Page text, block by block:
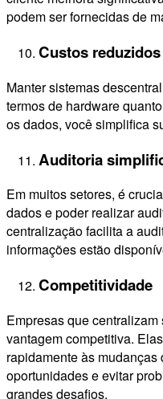
podem ser fornecidas de
Custos reduzidos
Manter sistemas
termos de hardware
os dados, você simplifica
Auditoria
Em muitos setores, é
dados e poder realizar
centralização facilita a
informações estão
Competitividade
Empresas que
vantagem competitiva.
rapidamente às
oportunidades e evitar
grandes desafios.